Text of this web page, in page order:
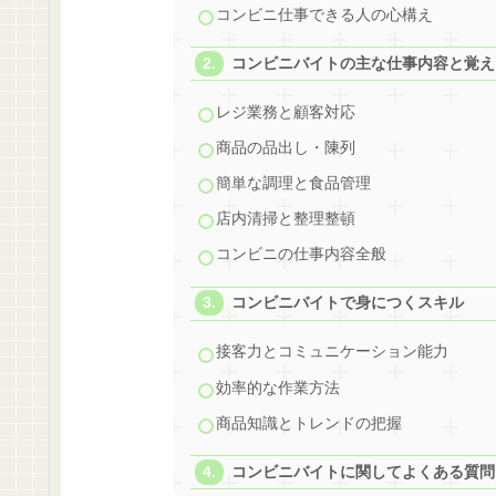
コンビニ仕事できる人の心構え
コンビニバイトの主な仕事内容と覚
レジ業務と顧客対応
商品の品出し・陳列
簡単な調理と食品管理
店内清掃と整理整頓
コンビニの仕事内容全般
コンビニバイトで身につくスキル
接客力とコミュニケーション能力
効率的な作業方法
商品知識とトレンドの把握
コンビニバイトに関してよくある質問